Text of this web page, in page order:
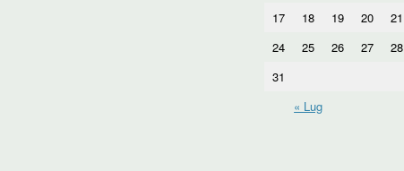
17
18 19 20 21
24
25 26 27 28
31
« Lug